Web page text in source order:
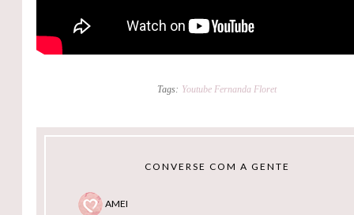
Tags: Youtube Fernanda Floret
CONVERSE COM A GENTE
AMEI